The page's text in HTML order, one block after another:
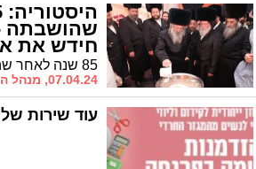
שהושבתה
חידש את
במאפיה
07.04.24, מנהל האתר
עוד שירות